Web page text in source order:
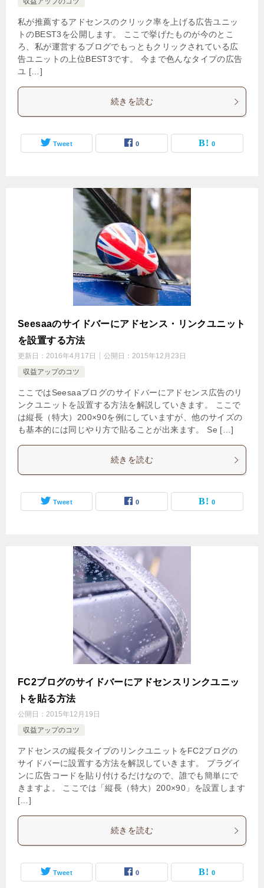
私が推薦するアドセンスのクリック率を上げる広告ユニッ
トのBEST3を公開します。 ここで挙げたものが今のとこ
ろ、私が運営するブログでもっともクリックされている広
告ユニットの上位BEST3です。 今まで色んなタイプの広告
ユ […]
続きを読む
Tweet 0 0
Seesaaのサイドバーにアドセンス・リンクユニット
を設置する方法
更新日： 2016年4月17日 公開日： 2015年12月23日
収益アップのコツ
ここではSeesaaブログのサイドバーにアドセンス広告のリ
ンクユニットを設置する方法を解説していきます。 ここで
は縦長（特大）200×90を例にしていますが、他のサイズの
も基本的には同じやり方で貼ることが出来ます。 Se […]
続きを読む
Tweet 0 0
FC2ブログのサイドバーにアドセンスリンクユニッ
トを貼る方法
公開日： 2015年12月19日
収益アップのコツ
アドセンスの縦長タイプのリンクユニットをFC2ブログの
サイドバーに設置する方法を解説していきます。 プラグイ
ンに広告コードを貼り付けるだけなので、誰でも簡単にで
きますよ。 ここでは「縦長（特大）200×90」を設置します
[…]
続きを読む
Tweet 0 0